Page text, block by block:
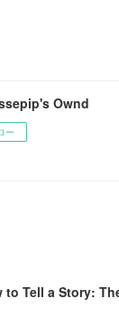
Ownd
ー
to Tell a Story: